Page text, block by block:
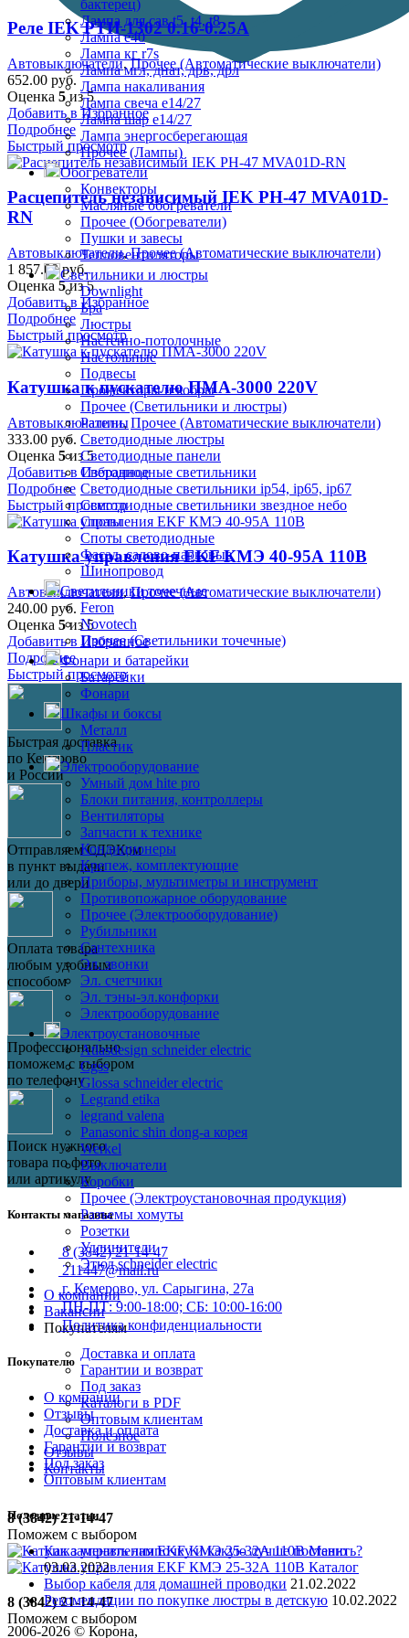
бактерец)
Лампа для сав t5, t4, t8
Лампа е40
Лампа кг r7s
Лампа мгл, днат, дрв, дрл
Лампа накаливания
Лампа свеча е14/27
Лампа шар е14/27
Лампа энергосберегающая
Прочее (Лампы)
Обогреватели
Конвекторы
Масляные обогреватели
Прочее (Обогреватели)
Пушки и завесы
Тепловентиляторы
Светильники и люстры
Downlight
Бра
Люстры
Настенно-потолочные
Настольные
Подвесы
Прожекторы и кобры
Прочее (Светильники и люстры)
Ралины
Светодиодные люстры
Светодиодные панели
Светодиодные светильники
Светодиодные светильники ip54, ip65, ip67
Светодиодные светильники звездное небо
Споты
Споты светодиодные
Фасад, садово-парковые
Шинопровод
Светильники точечные
Feron
Novotech
Прочее (Светильники точечные)
Фонари и батарейки
Батарейки
Фонари
Шкафы и боксы
Металл
Пластик
Электрооборудование
Умный дом hite pro
Блоки питания, контроллеры
Вентиляторы
Запчасти к технике
Кондиционеры
Крепеж, комплектующие
Приборы, мультиметры и инструмент
Противопожарное оборудование
Прочее (Электрооборудование)
Рубильники
Сантехника
Эл. звонки
Эл. счетчики
Эл. тэны-эл.конфорки
Электрооборудование
Электроустановочные
Atlasdesign schneider electric
Cgss
Glossa schneider electric
Legrand etika
legrand valena
Panasonic shin dong-a корея
Werkel
Выключатели
Коробки
Прочее (Электроустановочная продукция)
Разъемы хомуты
Розетки
Удлинители
Этюд schneider electric
О компании
Вакансии
Покупателям
Доставка и оплата
Гарантии и возврат
Под заказ
Каталоги в PDF
Оптовым клиентам
Полезное
Отзывы
Контакты
8 (3842) 21-14-47
Поможем с выбором
Меню
Каталог
8 (3842) 21-14-47
Поможем с выбором
Реле IEK РТИ-1302 0.16-0.25А
Автовыключатели,Прочее (Автоматические выключатели)
652.00 руб.
Оценка 5 из 5
Добавить в Избранное
Подробнее
Быстрый просмотр
Расцепитель независимый IEK РН-47 MVA01D-
RN
Автовыключатели,Прочее (Автоматические выключатели)
1 857.00руб.
Оценка 5из 5
Добавить в Избранное
Подробнее
Быстрый просмотр
Катушка к пускателю ПМА-3000 220V
Автовыключатели,Прочее (Автоматические выключатели)
333.00 руб.
Оценка 5из 5
Добавить в Избранное
Подробнее
Быстрый просмотр
Катушка управления EKF КМЭ 40-95А 110В
Автовыключатели,Прочее (Автоматические выключатели)
240.00 руб.
Оценка 5из 5
Добавить в Избранное
Подробнее
Быстрый просмотр
Быстрая доставка
по Кемерово
и России
Отправляем СДЭКом
в пункт выдачи
или до двери
Оплата товара
любым удобным
способом
Профессионально
поможем с выбором
по телефону
Поиск нужного
товара по фото
или артикулу
Контакты магазина
8 (3842) 21-14-47
211447@mail.ru
г. Кемерово, ул. Сарыгина, 27а
ПН-ПТ: 9:00-18:00; СБ: 10:00-16:00
Политика конфиденциальности
Покупателю
О компании
Отзывы
Доставка и оплата
Гарантии и возврат
Под заказ
Оптовым клиентам
Полезные статьи
Как заменить лампочку и какую лучше поставить?
03.03.2022
Выбор кабеля для домашней проводки 21.02.2022
Рекомендации по покупке люстры в детскую 10.02.2022
2006-2026 © Корона,